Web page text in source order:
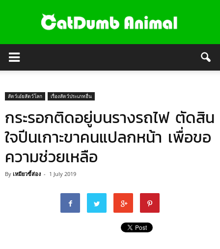
สัตว์เอ๋ยสัตว์โลก เรื่องสัตว์ประเภทอื่น
กระรอกติดอยู่บนรางรถไฟ ตัดสิน
ใจปีนเกาะขาคนแปลกหน้า เพื่อขอ
ความช่วยเหลือ
By เหมียวขี้ส่อง - 1 July 2019